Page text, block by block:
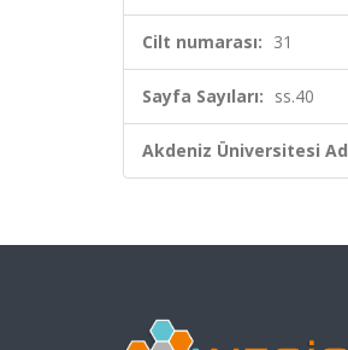
Cilt numarası: 31
Sayfa Sayıları: ss.40
Akdeniz Üniversitesi